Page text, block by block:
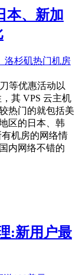
本、新加
等优惠活动以
其 VPS 云主机
热门的就包括美
区的日本、韩
机房的网络情
内网络不错的
:新用户最